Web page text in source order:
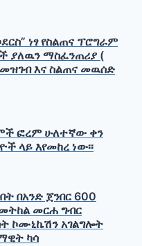
ነፃ የስልጠና ፕሮግራም
ያለዉን ማስፈንጠሪያ (
እና ስልጠና መዉሰድ
ፎረም ሁለተኛው ቀን
ላይ እየመከረ ነው፡፡
በአንድ ጀንበር 600
መርሐ ግብር
ኮሙኒኬሽን አገልግሎት
ካሳ